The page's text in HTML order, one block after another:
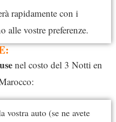
rapidamente con i
alle vostre preferenze.
nel costo del 3 Notti en
vostra auto (se ne avete